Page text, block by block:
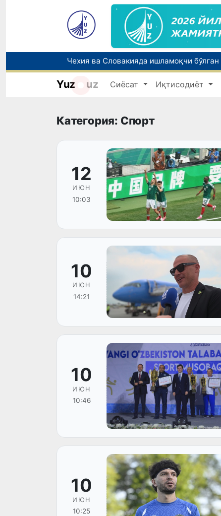
Yuz uz Сиёсат Иқтисодиёт
Категория: Спорт
12
ИЮН
10:03
10
ИЮН
14:21
10
ИЮН
10:46
10
ИЮН
10:25